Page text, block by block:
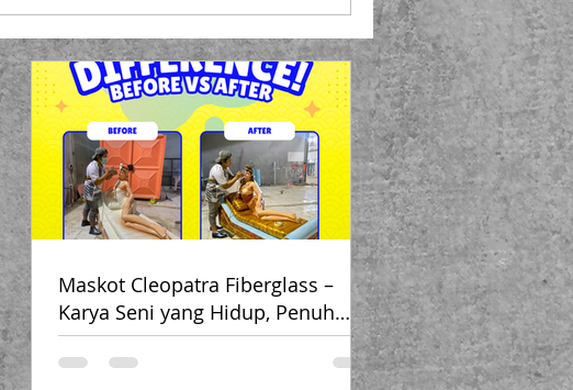
, hadir sebagai solusi terbaik:
Maskot Cleopatra Fiberglass –
Karya Seni yang Hidup, Penuh
Detail & Penuh Karakter 👑✨